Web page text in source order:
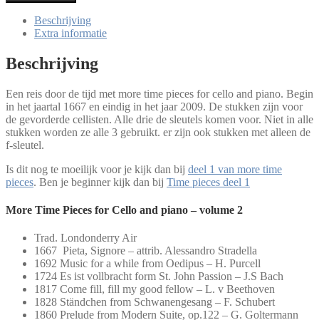
Pieces
Cello
piano
-
2
aantal
Beschrijving
Extra informatie
Beschrijving
Een reis door de tijd met more time pieces for cello and piano. Begin
in het jaartal 1667 en eindig in het jaar 2009. De stukken zijn voor
de gevorderde cellisten. Alle drie de sleutels komen voor. Niet in alle
stukken worden ze alle 3 gebruikt. er zijn ook stukken met alleen de
f-sleutel.
Is dit nog te moeilijk voor je kijk dan bij deel 1 van more time
pieces. Ben je beginner kijk dan bij Time pieces deel 1
More Time Pieces for Cello and piano – volume 2
Trad. Londonderry Air
1667 Pieta, Signore – attrib. Alessandro Stradella
1692 Music for a while from Oedipus – H. Purcell
1724 Es ist vollbracht form St. John Passion – J.S Bach
1817 Come fill, fill my good fellow – L. v Beethoven
1828 Ständchen from Schwanengesang – F. Schubert
1860 Prelude from Modern Suite, op.122 – G. Goltermann